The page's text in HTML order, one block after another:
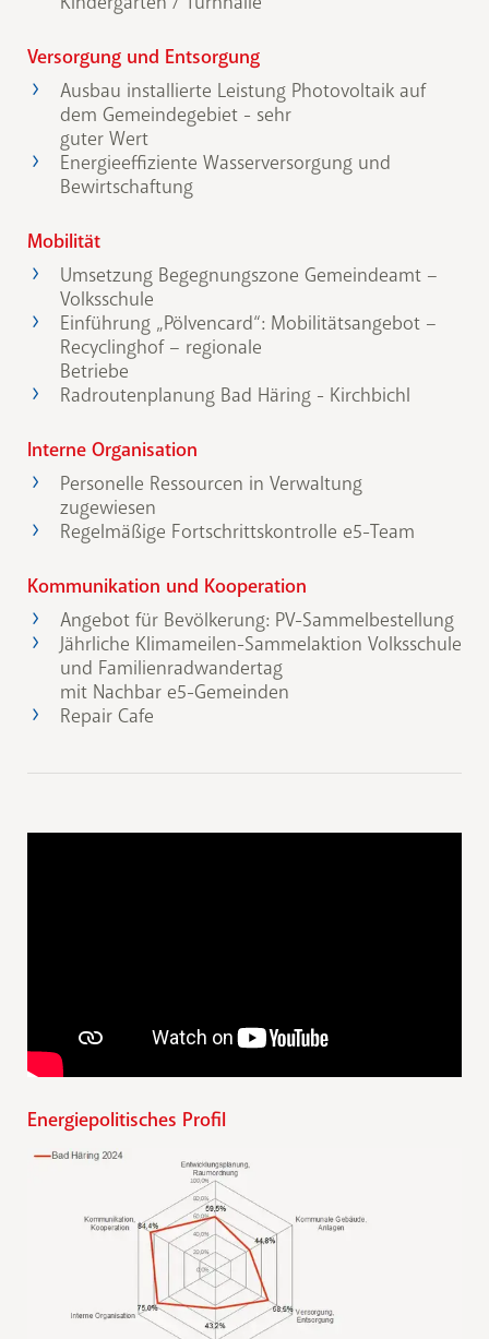
Versorgung und Entsorgung
Ausbau installierte Leistung Photovoltaik auf
dem Gemeindegebiet - sehr
guter Wert
Energieeffiziente Wasserversorgung und
Bewirtschaftung
Mobilität
Umsetzung Begegnungszone Gemeindeamt –
Volksschule
Einführung „Pölvencard“: Mobilitätsangebot –
Recyclinghof – regionale
Betriebe
Radroutenplanung Bad Häring - Kirchbichl
Interne Organisation
Personelle Ressourcen in Verwaltung
zugewiesen
Regelmäßige Fortschrittskontrolle e5-Team
Kommunikation und Kooperation
Angebot für Bevölkerung: PV-Sammelbestellung
Jährliche Klimameilen-Sammelaktion Volksschule
und Familienradwandertag
mit Nachbar e5-Gemeinden
Repair Cafe
Energiepolitisches Profil